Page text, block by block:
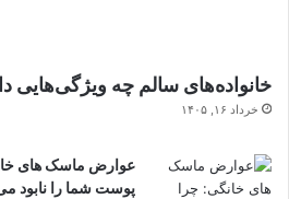
خانواده‌های سالم چه ویژگی‌هایی
خرداد ۱۶, ۱۴۰۵
عوارض ماسک های
پوست شما را نابود